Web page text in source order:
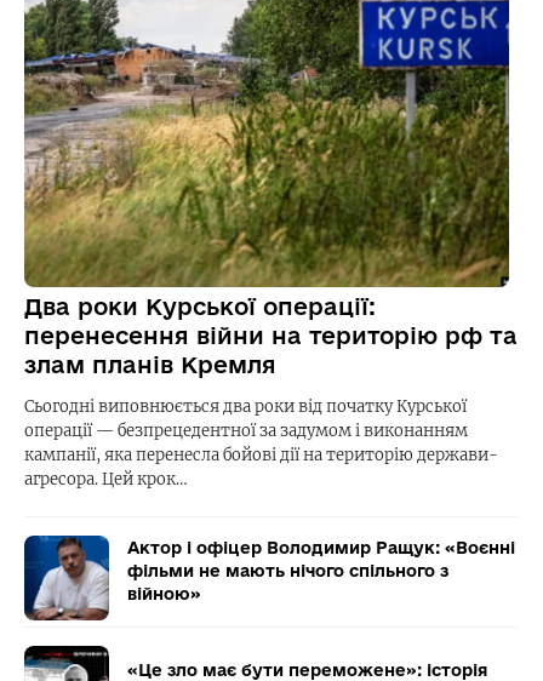
Два роки Курської операції:
перенесення війни на територію рф та
злам планів Кремля
Сьогодні виповнюється два роки від початку Курської
операції — безпрецедентної за задумом і виконанням
кампанії, яка перенесла бойові дії на територію держави-
агресора. Цей крок…
Актор і офіцер Володимир Ращук: «Воєнні
фільми не мають нічого спільного з
війною»
«Це зло має бути переможене»: історія